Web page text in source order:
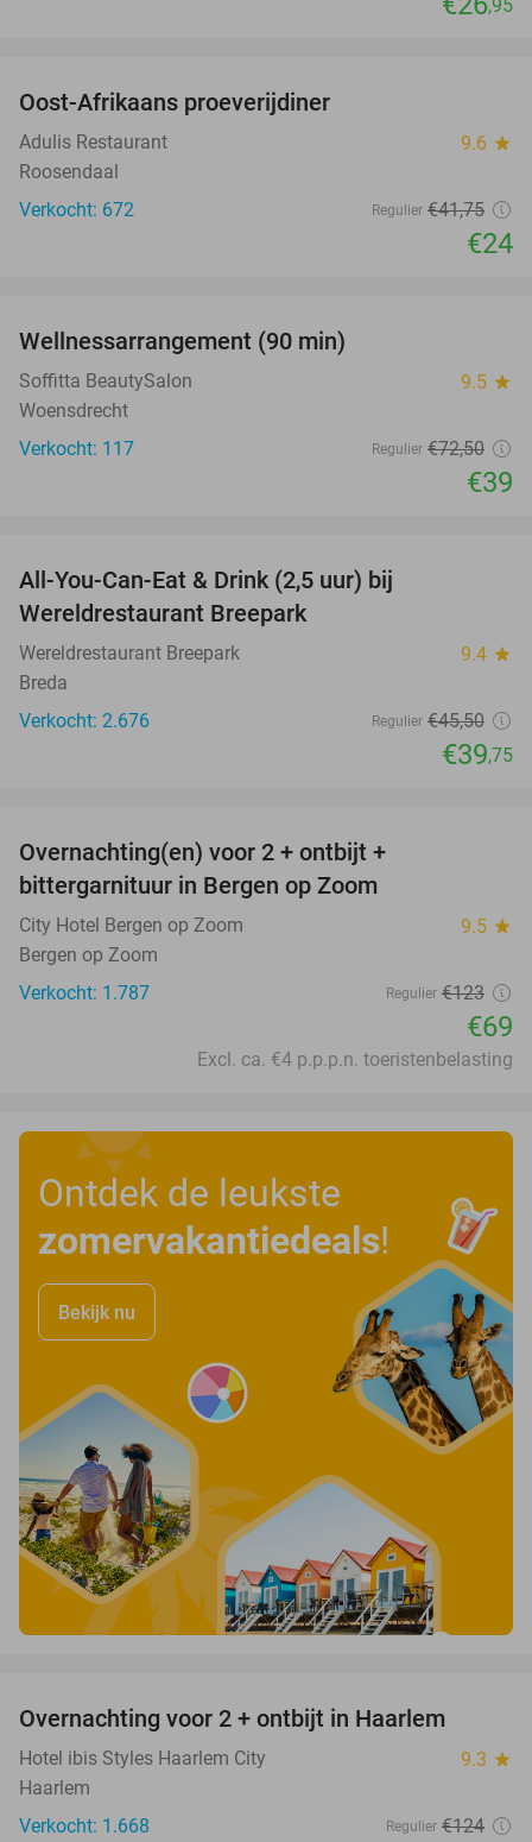
,95
Oost-Afrikaans proeverijdiner
Adulis Restaurant 9.6 star
Roosendaal
Verkocht: 672
Regulier €41,75
€24
Wellnessarrangement (90 min)
Soffitta BeautySalon 9.5 star
Woensdrecht
Verkocht: 117
Regulier €72,50
€39
All-You-Can-Eat & Drink (2,5 uur) bij
Wereldrestaurant Breepark
Wereldrestaurant Breepark 9.4 star
Breda
Verkocht: 2.676
Regulier €45,50
€39,75
Overnachting(en) voor 2 + ontbijt +
bittergarnituur in Bergen op Zoom
City Hotel Bergen op Zoom 9.5 star
Bergen op Zoom
Verkocht: 1.787
Regulier €123
€69
Excl. ca. €4 p.p.p.n. toeristenbelasting
Ontdek de leukste
zomervakantiedeals!
Bekijk nu
Overnachting voor 2 + ontbijt in Haarlem
Hotel ibis Styles Haarlem City 9.3 star
Haarlem
Verkocht: 1.668
Regulier €124